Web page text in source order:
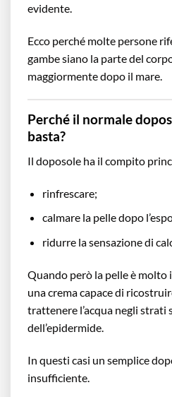
evidente.
Ecco perché molte persone
gambe siano la parte del
maggiormente dopo il mare.
Perché il normale
basta?
Il doposole ha il compito
rinfrescare;
calmare la pelle dopo
ridurre la sensazione di
Quando però la pelle è molto
una crema capace di
trattenere l’acqua negli strati
dell’epidermide.
In questi casi un semplice
insufficiente.